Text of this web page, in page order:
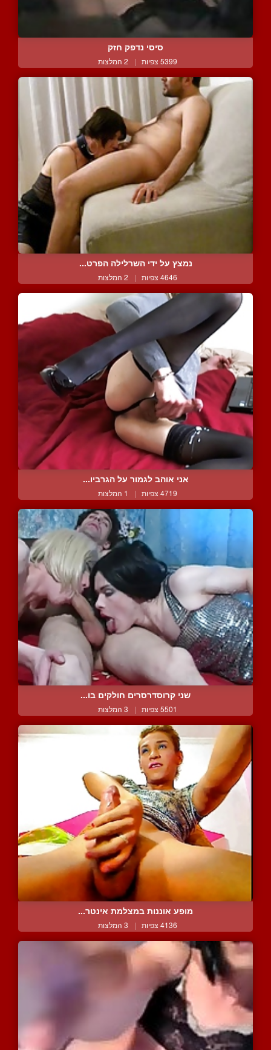
סיסי נדפק חזק
5399 צפיות | 2 המלצות
נמצץ על ידי השרלילה הפרט...
4646 צפיות | 2 המלצות
אני אוהב לגמור על הגרביו...
4719 צפיות | 1 המלצות
שני קרוסדרסרים חולקים בו...
5501 צפיות | 3 המלצות
מופע אוננות במצלמת אינטר...
4136 צפיות | 3 המלצות